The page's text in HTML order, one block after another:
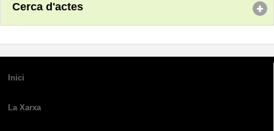
Cerca d'actes
Inici
La Xarxa